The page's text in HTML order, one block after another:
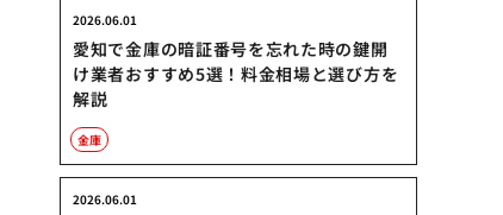
愛知で金庫の暗証番号を忘れた時の鍵開
け業者おすすめ5選！料金相場と選び方を
解説
2026.06.01
金庫
2026.06.01